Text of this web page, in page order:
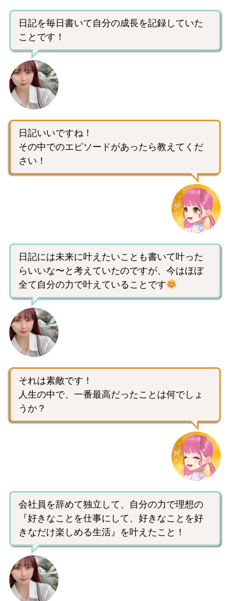
日記を毎日書いて自分の成長を記録していた
ことです！
日記いいですね！
その中でのエピソードがあったら教えてくだ
さい！
日記には未来に叶えたいことも書いて叶った
らいいな〜と考えていたのですが、今はほぼ
全て自分の力で叶えていることです
それは素敵です！
人生の中で、一番最高だったことは何でしょ
うか？
会社員を辞めて独立して、自分の力で理想の
『好きなことを仕事にして、好きなことを好
きなだけ楽しめる生活』を叶えたこと！